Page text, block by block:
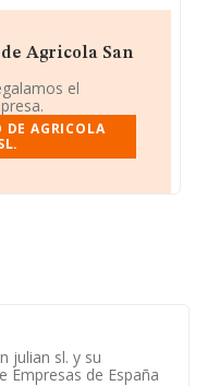
Agricola San
el
DE AGRICOLA
julian sl. y su
Empresas de España